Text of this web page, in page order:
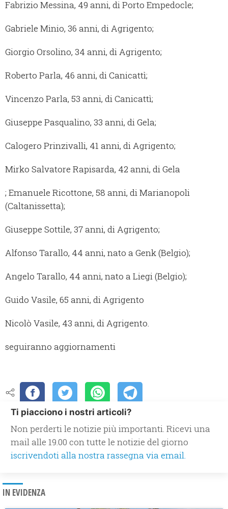
Fabrizio Messina, 49 anni, di Porto Empedocle;
Gabriele Minio, 36 anni, di Agrigento;
Giorgio Orsolino, 34 anni, di Agrigento;
Roberto Parla, 46 anni, di Canicattì;
Vincenzo Parla, 53 anni, di Canicattì;
Giuseppe Pasqualino, 33 anni, di Gela;
Calogero Prinzivalli, 41 anni, di Agrigento;
Mirko Salvatore Rapisarda, 42 anni, di Gela
; Emanuele Ricottone, 58 anni, di Marianopoli
(Caltanissetta);
Giuseppe Sottile, 37 anni, di Agrigento;
Alfonso Tarallo, 44 anni, nato a Genk (Belgio);
Angelo Tarallo, 44 anni, nato a Liegi (Belgio);
Guido Vasile, 65 anni, di Agrigento
Nicolò Vasile, 43 anni, di Agrigento.
seguiranno aggiornamenti
Ti piacciono i nostri articoli?
Non perderti le notizie più importanti. Ricevi una
mail alle 19.00 con tutte le notizie del giorno
iscrivendoti alla nostra rassegna via email.
IN EVIDENZA